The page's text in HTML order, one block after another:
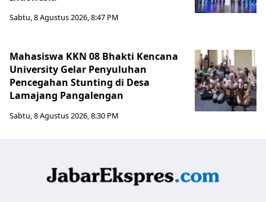
Sabtu, 8 Agustus 2026, 8:47 PM
Mahasiswa KKN 08 Bhakti Kencana
University Gelar Penyuluhan
Pencegahan Stunting di Desa
Lamajang Pangalengan
Sabtu, 8 Agustus 2026, 8:30 PM